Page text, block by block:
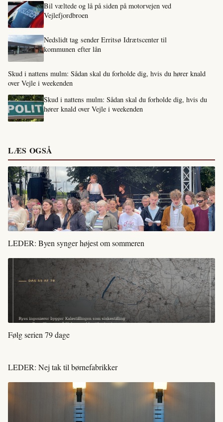
Bil væltede og lå på siden på motorvejen ved
Vejlefjordbroen
Nedslidt tag sender Erritsø Idrætscenter til
kommunen efter lån
Skud i nattens mulm: Sådan skal du forholde dig, hvis du hører knald
over Vejle i weekenden
Skud i nattens mulm: Sådan skal du forholde dig, hvis du
hører knald over Vejle i weekenden
LÆS OGSÅ
LEDER: Byen synger højest om sommeren
Følg serien 79 dage
LEDER: Nej tak til børnefabrikker